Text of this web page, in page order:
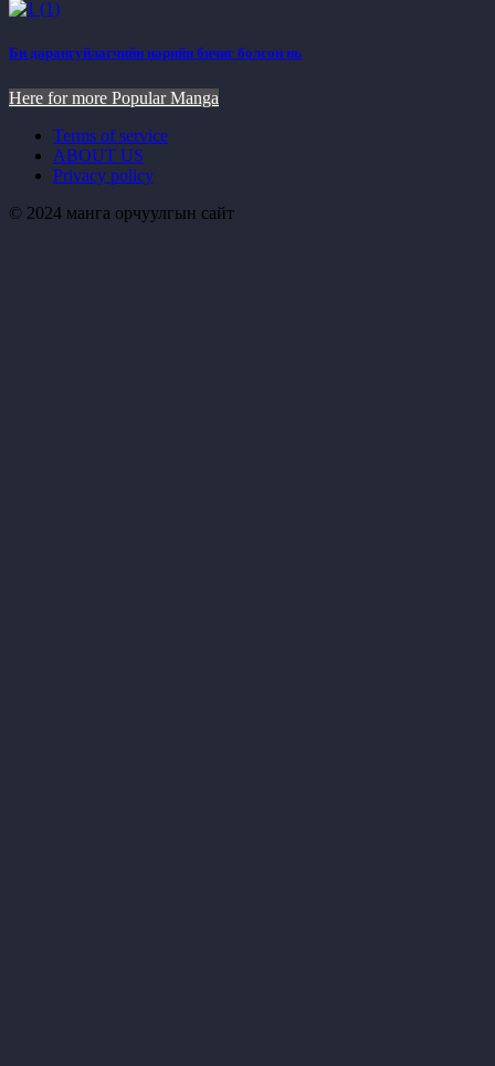
Би дарангуйлагчийн нарийн бичиг болсон нь
Here for more Popular Manga
Terms of service
ABOUT US
Privacy policy
© 2024 манга орчуулгын сайт